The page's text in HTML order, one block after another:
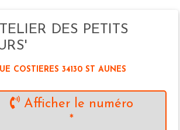
DES PETITS
COSTIERES 34130 ST AUNES
Afficher le numéro
*